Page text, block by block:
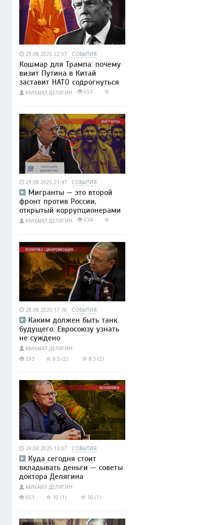
29.08.2025 22:57 СОБЫТИЯ
Кошмар для Трампа: почему
визит Путина в Китай
заставит НАТО содрогнуться
МИХАИЛ ДЕЛЯГИН 653
29.08.2025 21:47 СОБЫТИЯ
Мигранты — это второй
фронт против России,
открытый коррупционерами
МИХАИЛ ДЕЛЯГИН 634
28.08.2025 17:16 СОБЫТИЯ
Каким должен быть танк
будущего: Евросоюзу узнать
не суждено
МИХАИЛ ДЕЛЯГИН
593
8.5 (2) 8.5 (2)
28.08.2025 13:07 СОБЫТИЯ
Куда сегодня стоит
вкладывать деньги — советы
доктора Делягина
МИХАИЛ ДЕЛЯГИН
651
10 (1) 10 (1)